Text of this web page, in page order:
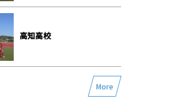
高知高校
More